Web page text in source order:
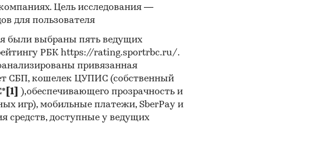
Необходимые инвестиции
NPV
Индекс прибыльности
IRR
Срок окупаемости
Цель исследования —
для пользователя
были выбраны пять ведущих
РБК https://rating.sportrbc.ru/.
привязанная
СБП, кошелек ЦУПИС (собственный
[1]
),обеспечивающего прозрачность и
игр), мобильные платежи, SberPay и
средств, доступные у ведущих